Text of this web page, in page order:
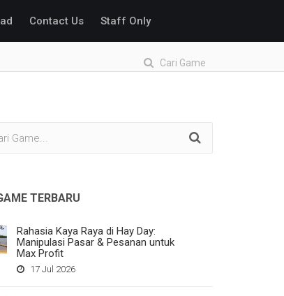
Contact Us Staff Only
Cari Game
TERBARU
Rahasia Kaya Raya di Hay Day:
Manipulasi Pasar & Pesanan untuk
Max Profit
17 Jul 2026